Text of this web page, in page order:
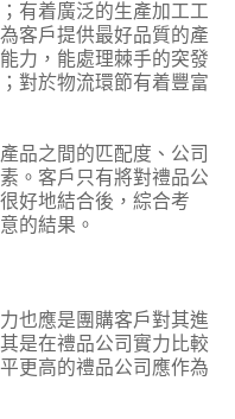
有着廣泛的生產加工工
客戶提供最好品質的產
力，能處理棘手的突發
對於物流環節有着豐富
之間的匹配度、公司
。客戶只有將對禮品公
好地結合後，綜合考
的結果。
應是團購客戶對其進
是在禮品公司實力比較
更高的禮品公司應作為